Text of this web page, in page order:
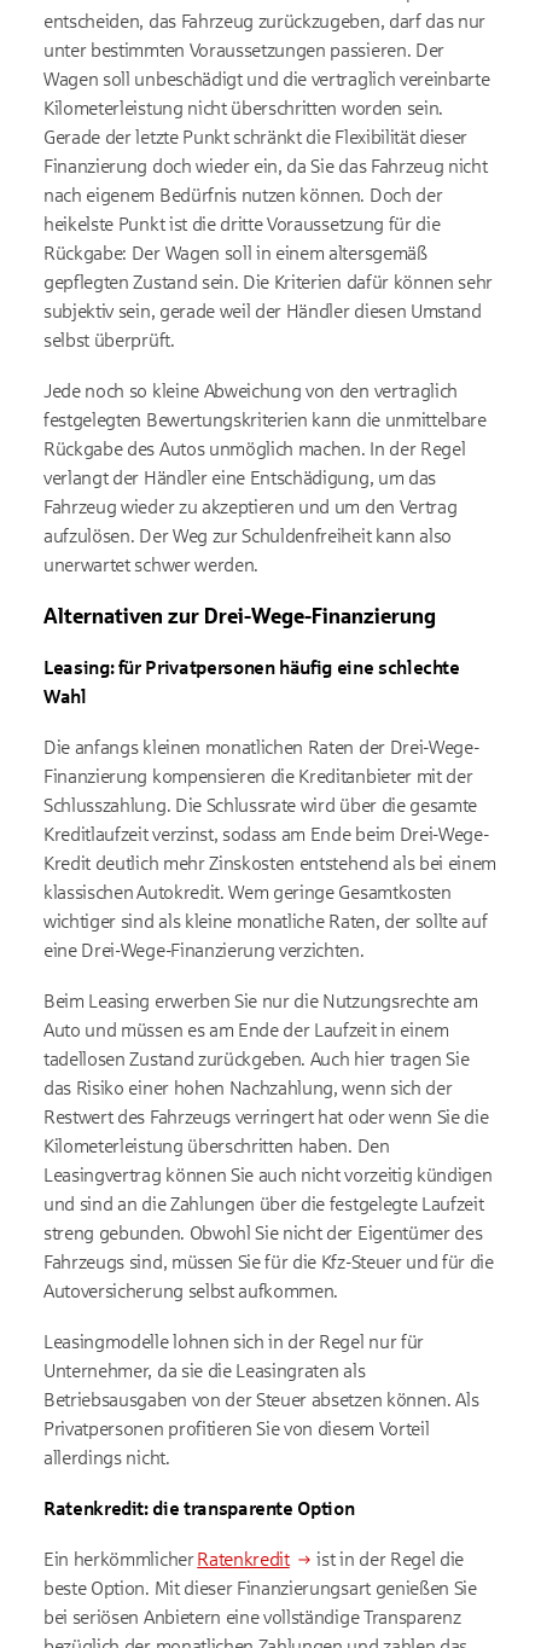
entscheiden, das Fahrzeug zurückzugeben, darf das nur
unter bestimmten Voraussetzungen passieren. Der
Wagen soll unbeschädigt und die vertraglich vereinbarte
Kilometerleistung nicht überschritten worden sein.
Gerade der letzte Punkt schränkt die Flexibilität dieser
Finanzierung doch wieder ein, da Sie das Fahrzeug nicht
nach eigenem Bedürfnis nutzen können. Doch der
heikelste Punkt ist die dritte Voraussetzung für die
Rückgabe: Der Wagen soll in einem altersgemäß
gepflegten Zustand sein. Die Kriterien dafür können sehr
subjektiv sein, gerade weil der Händler diesen Umstand
selbst überprüft.
Jede noch so kleine Abweichung von den vertraglich
festgelegten Bewertungskriterien kann die unmittelbare
Rückgabe des Autos unmöglich machen. In der Regel
verlangt der Händler eine Entschädigung, um das
Fahrzeug wieder zu akzeptieren und um den Vertrag
aufzulösen. Der Weg zur Schuldenfreiheit kann also
unerwartet schwer werden.
Alternativen zur Drei-Wege-Finanzierung
Leasing: für Privatpersonen häufig eine schlechte
Wahl
Die anfangs kleinen monatlichen Raten der Drei-Wege-
Finanzierung kompensieren die Kreditanbieter mit der
Schlusszahlung. Die Schlussrate wird über die gesamte
Kreditlaufzeit verzinst, sodass am Ende beim Drei-Wege-
Kredit deutlich mehr Zinskosten entstehend als bei einem
klassischen Autokredit. Wem geringe Gesamtkosten
wichtiger sind als kleine monatliche Raten, der sollte auf
eine Drei-Wege-Finanzierung verzichten.
Beim Leasing erwerben Sie nur die Nutzungsrechte am
Auto und müssen es am Ende der Laufzeit in einem
tadellosen Zustand zurückgeben. Auch hier tragen Sie
das Risiko einer hohen Nachzahlung, wenn sich der
Restwert des Fahrzeugs verringert hat oder wenn Sie die
Kilometerleistung überschritten haben. Den
Leasingvertrag können Sie auch nicht vorzeitig kündigen
und sind an die Zahlungen über die festgelegte Laufzeit
streng gebunden. Obwohl Sie nicht der Eigentümer des
Fahrzeugs sind, müssen Sie für die Kfz-Steuer und für die
Autoversicherung selbst aufkommen.
Leasingmodelle lohnen sich in der Regel nur für
Unternehmer, da sie die Leasingraten als
Betriebsausgaben von der Steuer absetzen können. Als
Privatpersonen profitieren Sie von diesem Vorteil
allerdings nicht.
Ratenkredit: die transparente Option
Ein herkömmlicherRatenkredit
ist in der Regel die
beste Option. Mit dieser Finanzierungsart genießen Sie
bei seriösen Anbietern eine vollständige Transparenz